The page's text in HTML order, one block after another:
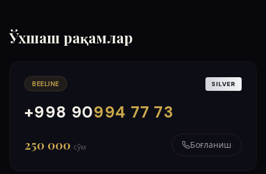
Ўхшаш рақамлар
BEELINE SILVER
+998 90994 77 73
000
999
250 000 сўм Боғланиш